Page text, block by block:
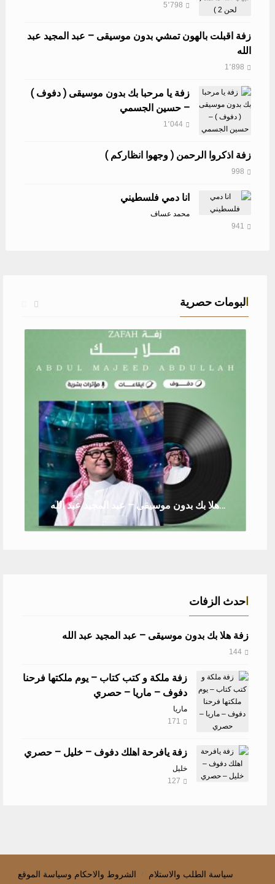
5٬798
زفة اقبلت بالهون تمشي بدون موسيقى – عبد المجيد عبد
الله
1٬898
زفة يا مرحبا بك بدون موسيقى ( دفوف )
– حسين الجسمي
1٬044
زفة اذكروا الرحمن ( وجهوا انظاركم )
998
انا دمي فلسطيني
محمد عساف
941
البومات حصرية
زفة هلا بك بدون موسيقى – عبد المجيد عبد الله
احدث الزفات
زفة هلا بك بدون موسيقى – عبد المجيد عبد الله
144
زفة ملكة و كتب كتاب – يوم ملكتها فرحنا
دفوف – ماريا – حصري
ماريا
171
زفة يافرحة اهلك دفوف – خليل – حصري
خليل
127
الشروط والاحكام وسياسة الموقع
سياسة الطلب والاستلام